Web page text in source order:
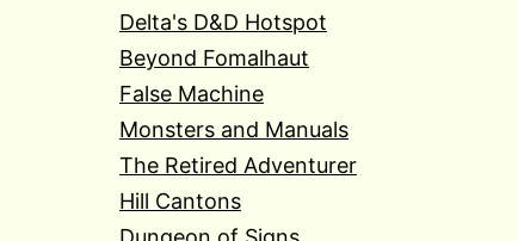
Delta's D&D Hotspot
Beyond Fomalhaut
False Machine
Monsters and Manuals
The Retired Adventurer
Hill Cantons